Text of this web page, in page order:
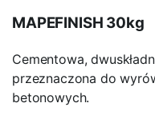
MAPEFINISH 30kg
Cementowa,
przeznaczona do
betonowych.